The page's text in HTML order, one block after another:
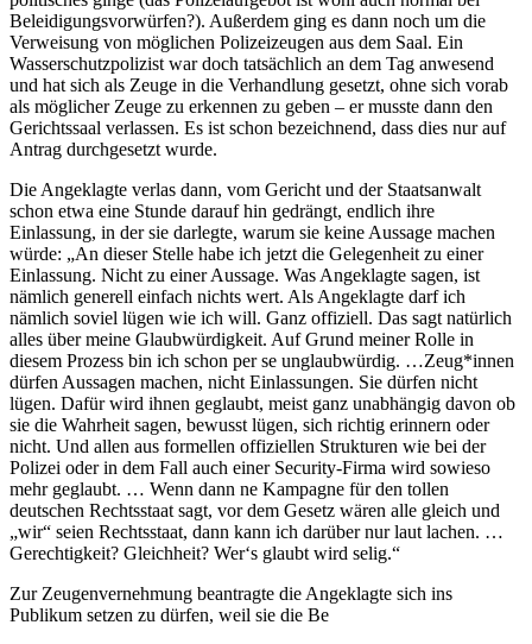
Beleidigungsvorwürfen?). Außerdem ging es dann noch um die
Verweisung von möglichen Polizeizeugen aus dem Saal. Ein
Wasserschutzpolizist war doch tatsächlich an dem Tag anwesend
und hat sich als Zeuge in die Verhandlung gesetzt, ohne sich vorab
als möglicher Zeuge zu erkennen zu geben – er musste dann den
Gerichtssaal verlassen. Es ist schon bezeichnend, dass dies nur auf
Antrag durchgesetzt wurde.
Die Angeklagte verlas dann, vom Gericht und der Staatsanwalt
schon etwa eine Stunde darauf hin gedrängt, endlich ihre
Einlassung, in der sie darlegte, warum sie keine Aussage machen
würde: „An dieser Stelle habe ich jetzt die Gelegenheit zu einer
Einlassung. Nicht zu einer Aussage. Was Angeklagte sagen, ist
nämlich generell einfach nichts wert. Als Angeklagte darf ich
nämlich soviel lügen wie ich will. Ganz offiziell. Das sagt natürlich
alles über meine Glaubwürdigkeit. Auf Grund meiner Rolle in
diesem Prozess bin ich schon per se unglaubwürdig. …Zeug*innen
dürfen Aussagen machen, nicht Einlassungen. Sie dürfen nicht
lügen. Dafür wird ihnen geglaubt, meist ganz unabhängig davon ob
sie die Wahrheit sagen, bewusst lügen, sich richtig erinnern oder
nicht. Und allen aus formellen offiziellen Strukturen wie bei der
Polizei oder in dem Fall auch einer Security-Firma wird sowieso
mehr geglaubt. … Wenn dann ne Kampagne für den tollen
deutschen Rechtsstaat sagt, vor dem Gesetz wären alle gleich und
„wir“ seien Rechtsstaat, dann kann ich darüber nur laut lachen. …
Gerechtigkeit? Gleichheit? Wer‘s glaubt wird selig.“
Zur Zeugenvernehmung beantragte die Angeklagte sich ins
Publikum setzen zu dürfen, weil sie die Be